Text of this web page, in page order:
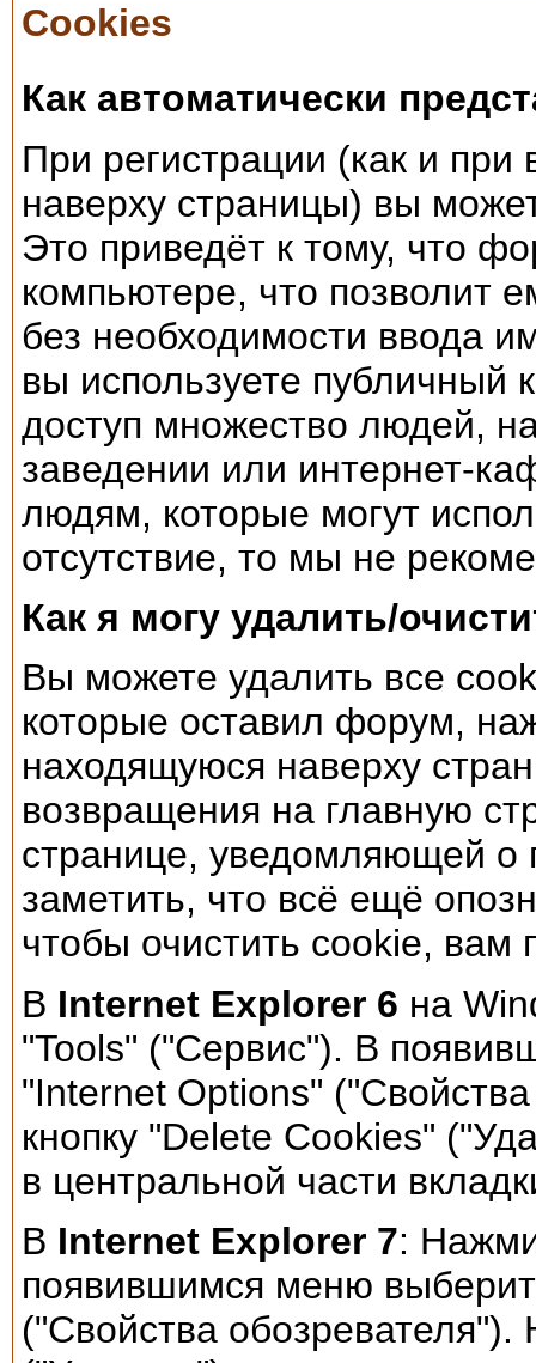
Cookies
Как автоматически
При регистрации (как и
наверху страницы) вы
Это приведёт к тому, что
компьютере, что позволит
без необходимости ввода
вы используете публичный
доступ множество людей,
заведении или интернет-
людям, которые могут
отсутствие, то мы не
Как я могу удалить/
Вы можете удалить все
которые оставил форум,
находящуюся наверху
возвращения на главную
странице, уведомляющей о
заметить, что всё ещё
чтобы очистить cookie, вам
В Internet Explorer 6 на
"Tools" ("Сервис"). В
"Internet Options"
кнопку "Delete Cookies"
в центральной части
В Internet Explorer 7:
появившимся меню
("Свойства